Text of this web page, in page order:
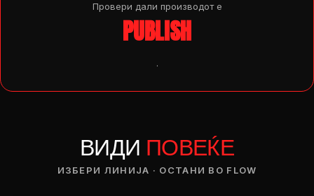
Провери дали производот e
PUBLISH
.
ВИДИ ПОВЕЌЕ
ИЗБЕРИ ЛИНИЈА · ОСТАНИ ВО FLOW